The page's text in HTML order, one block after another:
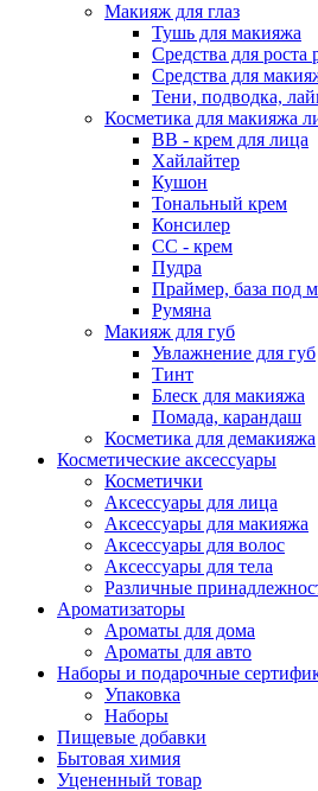
Макияж для глаз
Тушь для макияжа
Средства для роста
Средства для
Тени, подводка,
Косметика для макияжа
ВВ - крем для лица
Хайлайтер
Кушон
Тональный крем
Консилер
СС - крем
Пудра
Праймер, база под
Румяна
Макияж для губ
Увлажнение для губ
Тинт
Блеск для макияжа
Помада, карандаш
Косметика для демакияжа
Косметические аксессуары
Косметички
Аксессуары для лица
Аксессуары для макияжа
Аксессуары для волос
Аксессуары для тела
Различные
Ароматизаторы
Ароматы для дома
Ароматы для авто
Наборы и подарочные
Упаковка
Наборы
Пищевые добавки
Бытовая химия
Уцененный товар